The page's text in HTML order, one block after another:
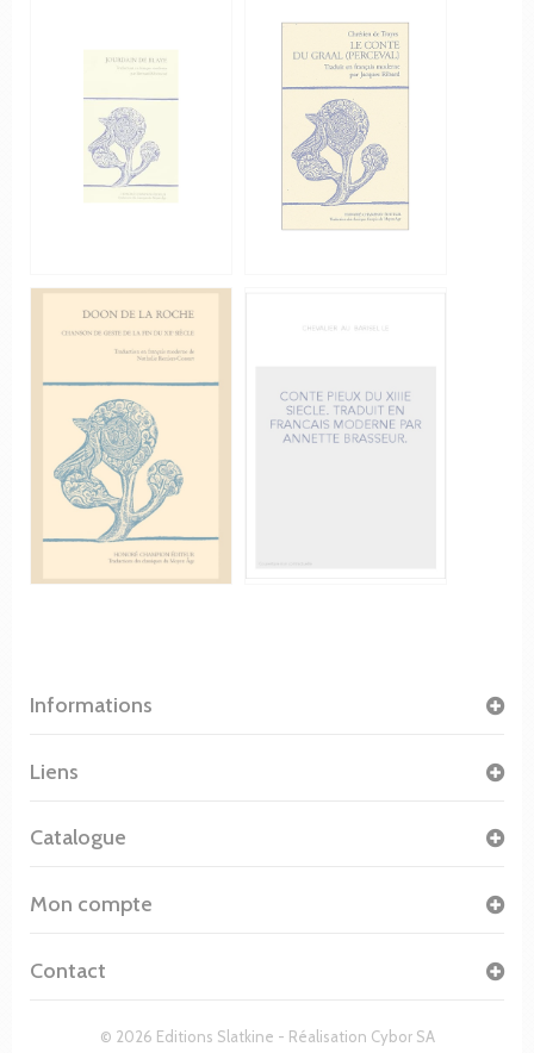
Informations
© 2026 Editions Slatkine - Réalisation Cybor SA
Liens
Catalogue
Mon compte
Contact